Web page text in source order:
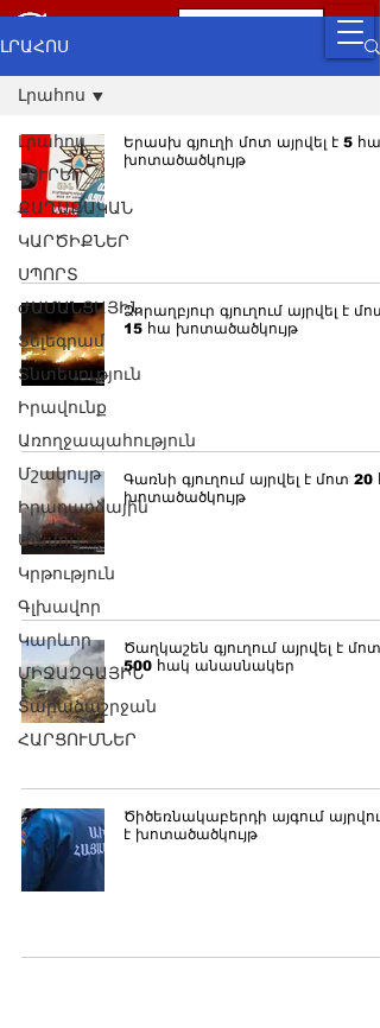
ԼՐԱՀՈՍ
Լրահոս
ԼՈՒՐԵՐ
ՔԱՂԱՔԱԿԱՆ
ԿԱՐԾԻՔՆԵՐ
ՍՊՈՐՏ
ԺԱՄԱՆՑԱՅԻՆ
Տելեգրամ
Տնտեսություն
Իրավունք
Առողջապահություն
Մշակույթ
Իրադարձային
Մամուլ
Կրթություն
Գլխավոր
Կարևոր
ՄԻՋԱԶԳԱՅԻՆ
Տարածաշրջան
ՀԱՐՑՈՒՄՆԵՐ
Լրահոս
Երասխ գյուղի մոտ այրվել է 5 հա
խոտածածկույթ
Ձորաղբյուր գյուղում այրվել է մոտ
15 հա խոտածածկույթ
Գառնի գյուղում այրվել է մոտ 20
խոտածածկույթ
Ծաղկաշեն գյուղում այրվել է մոտ
500 հակ անասնակեր
Ծիծեռնակաբերդի այգում
է խոտածածկույթ